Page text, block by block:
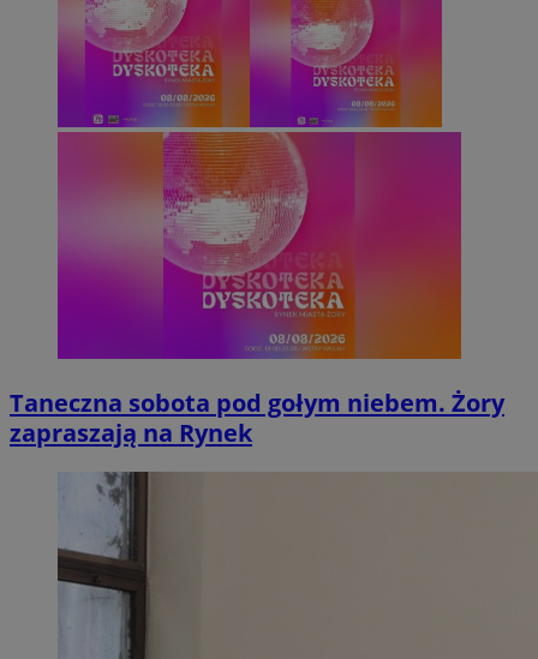
Taneczna sobota pod gołym niebem. Żory
zapraszają na Rynek